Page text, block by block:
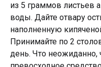
из 5 граммов листьев
воды. Дайте отвару
наполненную
Принимайте по 2
день. Что неожиданно,